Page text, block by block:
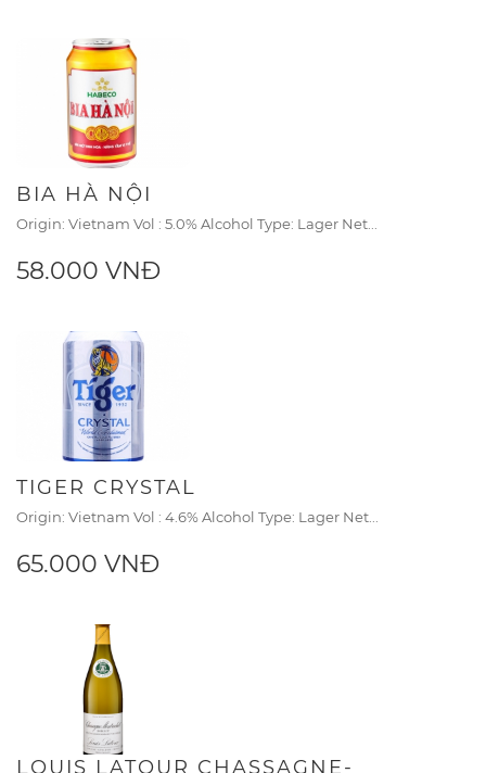
BIA HÀ NỘI
Origin: Vietnam Vol : 5.0% Alcohol Type: Lager Net...
58.000 VNĐ
TIGER CRYSTAL
Origin: Vietnam Vol : 4.6% Alcohol Type: Lager Net...
65.000 VNĐ
LOUIS LATOUR CHASSAGNE-